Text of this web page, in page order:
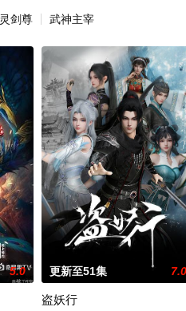
灵剑尊 武神主宰
5.0 更新至51集 7.0
盗妖行